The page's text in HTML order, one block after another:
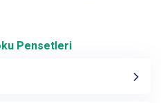
Pensetleri